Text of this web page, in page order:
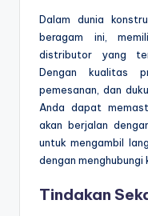
Dalam dunia
beragam ini,
distributor yang
Dengan kualitas
pemesanan, dan
Anda dapat
akan berjalan
untuk mengambil
dengan menghubungi
Tindakan